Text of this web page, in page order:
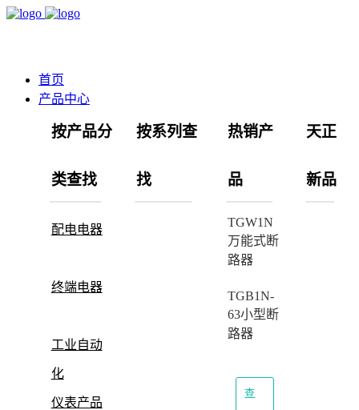
首页
产品中心
按产品分
类查找
配电电器
终端电器
工业自动
化
仪表产品
按系列查
找
热销产
品
TGW1N
万能式断
路器
TGB1N-
63小型断
路器
查
天正
新品